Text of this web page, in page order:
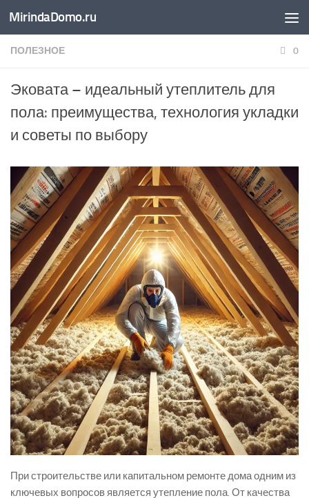
Перейти к содержимому
MirindaDomo.ru
ПОЛЕЗНОЕ 0
Эковата – идеальный утеплитель для
пола: преимущества, технология укладки
и советы по выбору
При строительстве или капитальном ремонте дома одним из
ключевых вопросов является утепление пола. От качества